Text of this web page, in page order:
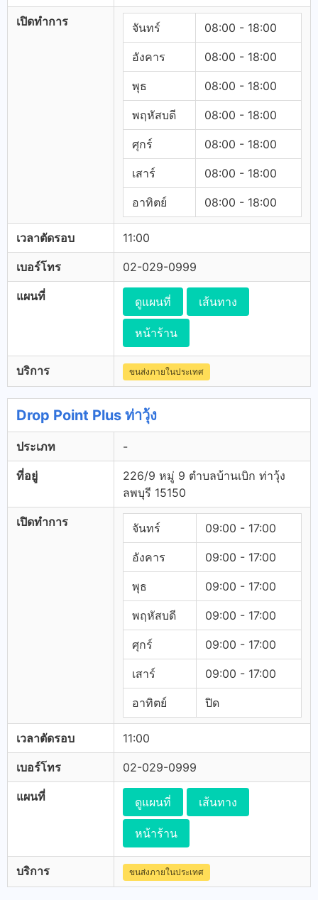
เปิดทำการ จันทร์ 08:00 - 18:00
อังคาร 08:00 - 18:00
พุธ 08:00 - 18:00
พฤหัสบดี 08:00 - 18:00
ศุกร์ 08:00 - 18:00
เสาร์ 08:00 - 18:00
อาทิตย์ 08:00 - 18:00
เวลาตัดรอบ 11:00
เบอร์โทร 02-029-0999
แผนที่ ดูแผนที่ เส้นทาง
หน้าร้าน
บริการ ขนส่งภายในประเทศ
Drop Point Plus ท่าวุ้ง
ประเภท -
ที่อยู่
226/9 หมู่ 9 ตำบลบ้านเบิก ท่าวุ้ง
ลพบุรี 15150
เปิดทำการ จันทร์ 09:00 - 17:00
อังคาร 09:00 - 17:00
พุธ 09:00 - 17:00
พฤหัสบดี 09:00 - 17:00
ศุกร์ 09:00 - 17:00
เสาร์ 09:00 - 17:00
อาทิตย์ ปิด
เวลาตัดรอบ 11:00
เบอร์โทร 02-029-0999
แผนที่ ดูแผนที่ เส้นทาง
หน้าร้าน
บริการ ขนส่งภายในประเทศ